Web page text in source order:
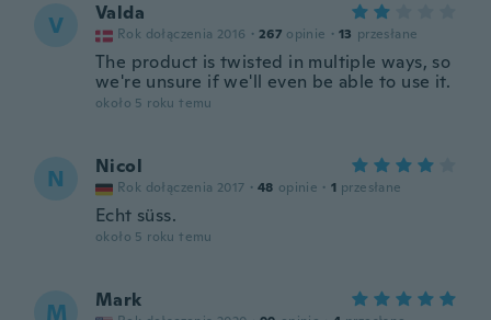
V Valda
Rok dołączenia 2016 · 267 opinie · 13 przesłane
The product is twisted in multiple ways, so
we're unsure if we'll even be able to use it.
około 5 roku temu
N Nicol
Rok dołączenia 2017 · 48 opinie · 1 przesłane
Echt süss.
około 5 roku temu
M Mark